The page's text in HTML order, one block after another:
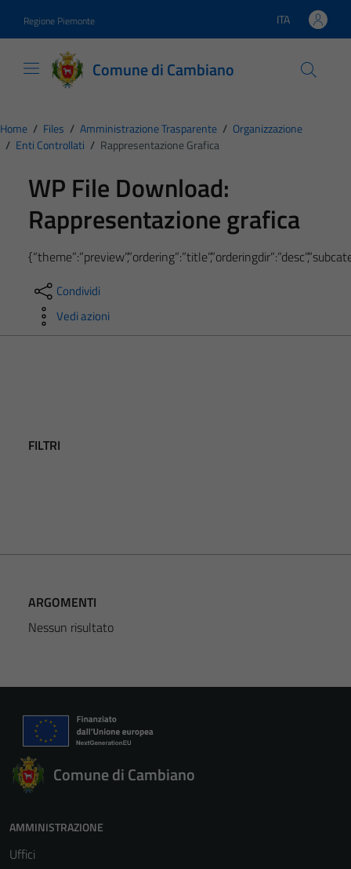
Regione Piemonte Lingua attiva:
ITA
Comune di Cambiano
Home / Files / Amministrazione Trasparente / Organizzazione
/ Enti Controllati / Rappresentazione Grafica
WP File Download:
Rappresentazione grafica
Condividi
Vedi azioni
FILTRI
ARGOMENTI
Nessun risultato
Comune di Cambiano
AMMINISTRAZIONE
Uffici